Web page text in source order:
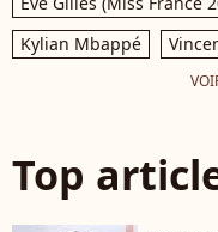
Kylian Mbappé
Top